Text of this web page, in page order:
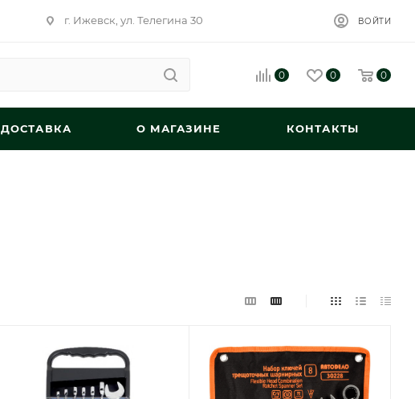
г. Ижевск, ул. Телегина 30 ВОЙТИ
0 0 0
ДОСТАВКА О МАГАЗИНЕ КОНТАКТЫ